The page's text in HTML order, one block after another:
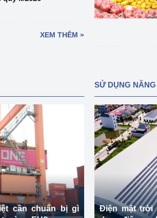
XEM THÊM »
cần chuẩn bị gì
SỬ DỤNG
Điện mặt trời